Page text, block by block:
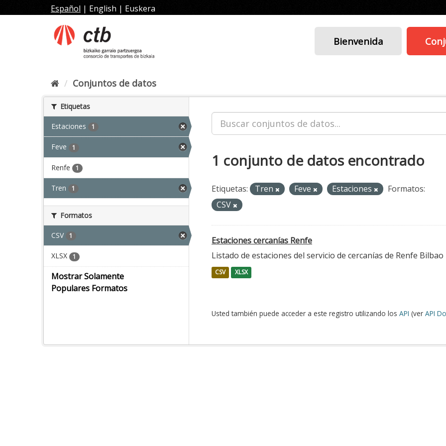
al
Español | English | Euskera
Bienvenida
Conjuntos de datos
Etiquetas
Estaciones 1
Feve 1
Renfe 1
Tren 1
Formatos
CSV 1
XLSX 1
Mostrar Solamente
Populares Formatos
1 conjunto de datos encontrado
Etiquetas: Tren Feve Estaciones
Formatos:
CSV
Estaciones cercanías Renfe
Listado de estaciones del servicio de cercanías de Renfe Bilbao
CSV XLSX
Usted también puede acceder a este registro utilizando los API (ver API